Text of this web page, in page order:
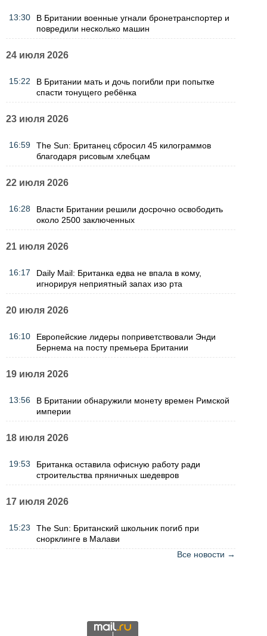
13:30
В Британии военные угнали бронетранспортер и
повредили несколько машин
24 июля 2026
15:22
В Британии мать и дочь погибли при попытке
спасти тонущего ребёнка
23 июля 2026
16:59
The Sun: Британец сбросил 45 килограммов
благодаря рисовым хлебцам
22 июля 2026
16:28
Власти Британии решили досрочно освободить
около 2500 заключенных
21 июля 2026
16:17
Daily Mail: Британка едва не впала в кому,
игнорируя неприятный запах изо рта
20 июля 2026
16:10
Европейские лидеры поприветствовали Энди
Бернема на посту премьера Британии
19 июля 2026
13:56
В Британии обнаружили монету времен Римской
империи
18 июля 2026
19:53
Британка оставила офисную работу ради
строительства пряничных шедевров
17 июля 2026
15:23
The Sun: Британский школьник погиб при
снорклинге в Малави
Все новости →